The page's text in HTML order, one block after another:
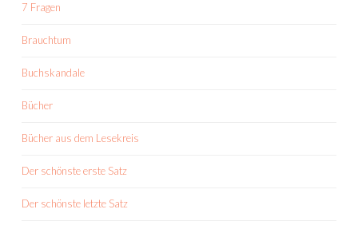
7 Fragen
Brauchtum
Buchskandale
Bücher
Bücher aus dem Lesekreis
Der schönste erste Satz
Der schönste letzte Satz